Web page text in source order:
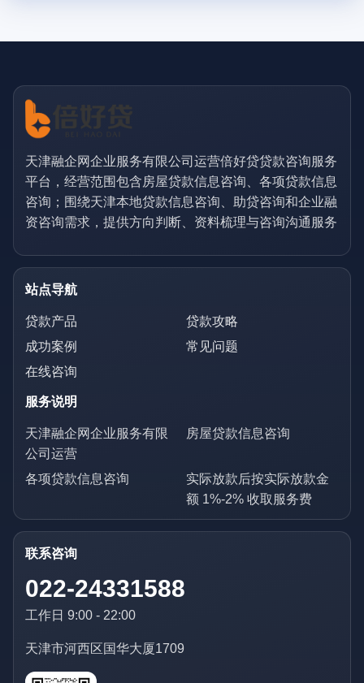
天津融企网企业服务有限公司运营倍好贷贷款咨询服务
平台，经营范围包含房屋贷款信息咨询、各项贷款信息
咨询；围绕天津本地贷款信息咨询、助贷咨询和企业融
资咨询需求，提供方向判断、资料梳理与咨询沟通服务
站点导航
贷款产品
贷款攻略
成功案例
常见问题
在线咨询
服务说明
天津融企网企业服务有限
公司运营
房屋贷款信息咨询
各项贷款信息咨询
实际放款后按实际放款金
额 1%-2% 收取服务费
联系咨询
022-24331588
工作日 9:00 - 22:00
天津市河西区国华大厦1709